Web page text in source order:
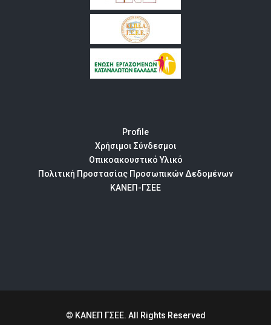
Profile
Χρήσιμοι Σύνδεσμοι
Οπικοακουστικό Υλικό
Πολιτική Προστασίας Προσωπικών Δεδομένων
ΚΑΝΕΠ-ΓΣΕΕ
© ΚΑΝΕΠ ΓΣΕΕ. All Rights Reserved